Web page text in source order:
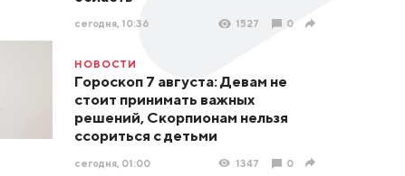
сегодня, 10:36 1527 0
НОВОСТИ
Гороскоп 7 августа: Девам не
стоит принимать важных
решений, Скорпионам нельзя
ссориться с детьми
сегодня, 01:00 1347 0